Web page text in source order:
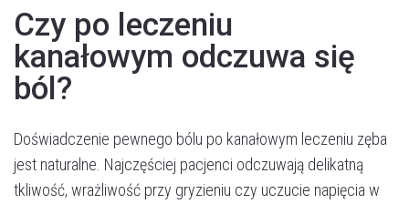
Czy po leczeniu
kanałowym odczuwa się
ból?
Doświadczenie pewnego bólu po kanałowym leczeniu zęba
jest naturalne. Najczęściej pacjenci odczuwają delikatną
tkliwość, wrażliwość przy gryzieniu czy uczucie napięcia w